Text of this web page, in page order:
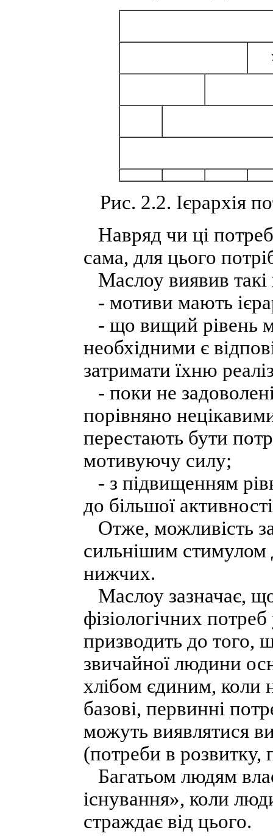
Рис. 2.2. Ієрархія
Навряд чи ці
сама, для цього
Маслоу виявив
- мотиви мають
- що вищий рівень
необхідними є
затримати їхню
- поки не
порівняно
перестають бути
мотивуючу силу;
- з підвищенням
до більшої
Отже, можливість
сильнішим стимулом
нижчих.
Маслоу зазначає,
фізіологічних
призводить до того,
звичайної людини
хлібом єдиним, коли
базові, первинні
можуть виявлятися
(потреби в
Багатьом людям
існування», коли
страждає від цього.